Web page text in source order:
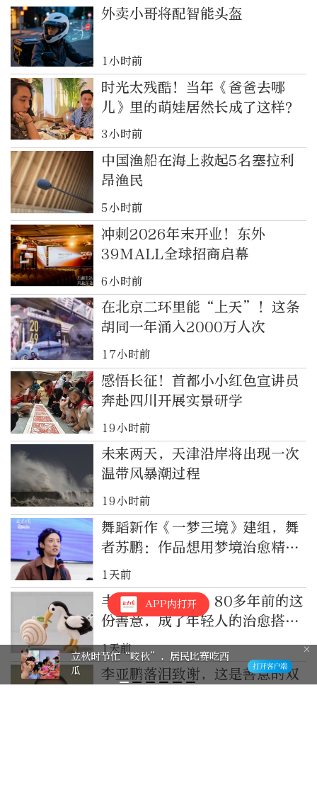
外卖小哥将配智能头盔
1小时前
时光太残酷！当年《爸爸去哪
儿》里的萌娃居然长成了这样？
3小时前
中国渔船在海上救起5名塞拉利
昂渔民
5小时前
冲刺2026年末开业！东外
39MALL全球招商启幕
6小时前
在北京二环里能“上天”！这条
胡同一年涌入2000万人次
17小时前
感悟长征！首都小小红色宣讲员
奔赴四川开展实景研学
19小时前
未来两天，天津沿岸将出现一次
温带风暴潮过程
19小时前
舞蹈新作《一梦三境》建组，舞
者苏鹏：作品想用梦境治愈精神
内耗
1天前
丰子恺文创火了！80多年前的这
份善意，成了年轻人的治愈搭子
（留言有惊喜）
1天前
李亚鹏落泪致谢，这是善意的双
APP内打开
立秋时节忙“咬秋”，居民比赛吃西
瓜